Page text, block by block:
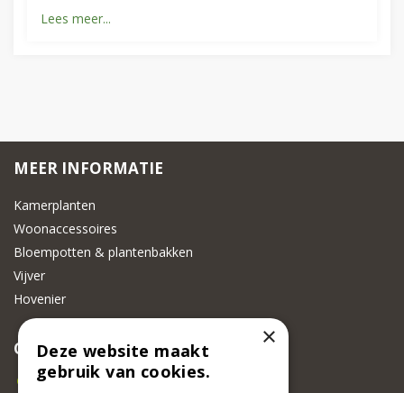
Lees meer...
MEER INFORMATIE
Kamerplanten
Woonaccessoires
Bloempotten & plantenbakken
Vijver
Hovenier
CONTACT
Beeker Tuincentrum
×
Deze website maakt
gebruik van cookies.